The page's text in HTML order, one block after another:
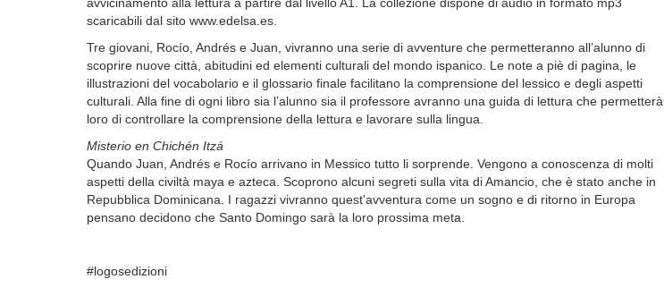
avvicinamento alla lettura a partire dal livello A1. La collezione dispone di audio in formato mp3
scaricabili dal sito www.edelsa.es.
Tre giovani, Rocío, Andrés e Juan, vivranno una serie di avventure che permetteranno all’alunno di
scoprire nuove città, abitudini ed elementi culturali del mondo ispanico. Le note a piè di pagina, le
illustrazioni del vocabolario e il glossario finale facilitano la comprensione del lessico e degli aspetti
culturali. Alla fine di ogni libro sia l’alunno sia il professore avranno una guida di lettura che permetterà
loro di controllare la comprensione della lettura e lavorare sulla lingua.
Misterio en Chichén Itzá
Quando Juan, Andrés e Rocío arrivano in Messico tutto li sorprende. Vengono a conoscenza di molti
aspetti della civiltà maya e azteca. Scoprono alcuni segreti sulla vita di Amancio, che è stato anche in
Repubblica Dominicana. I ragazzi vivranno quest'avventura come un sogno e di ritorno in Europa
pensano decidono che Santo Domingo sarà la loro prossima meta.
#logosedizioni